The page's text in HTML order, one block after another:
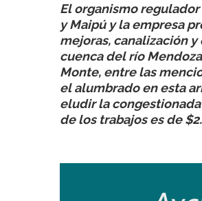
El organismo
y Maipú y la empresa
mejoras, canalización
cuenca del río
Monte, entre las
el alumbrado en esta
eludir la
de los trabajos es de